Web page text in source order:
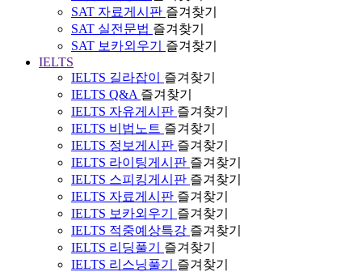
SAT 자료게시판 즐겨찾기
SAT 실전문법 즐겨찾기
SAT 보카외우기
즐겨찾기
IELTS
IELTS 길라잡이
즐겨찾기
IELTS Q&A 즐겨찾기
IELTS 자유게시판 즐겨찾기
IELTS 비법노트 즐겨찾기
IELTS 정보게시판 즐겨찾기
IELTS 라이팅게시판 즐겨찾기
IELTS 스피킹게시판 즐겨찾기
IELTS 자료게시판 즐겨찾기
IELTS 보카외우기
즐겨찾기
IELTS 적중예상특강 즐겨찾기
IELTS 리딩풀기
즐겨찾기
IELTS 리스닝풀기
즐겨찾기